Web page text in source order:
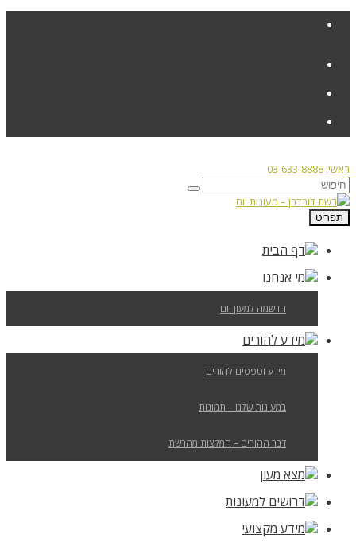
ראשי: 03-633-8888
תפריט
דף הבית
מי אנחנו
הרשמה למעון יום
מידע להורים
מידע וטפסים להורים
במעונות שלנו – תמונות
דבר ההורים – המלצות מהרשת
מצא מעון
דרושים למעונות
מידע מקצועי